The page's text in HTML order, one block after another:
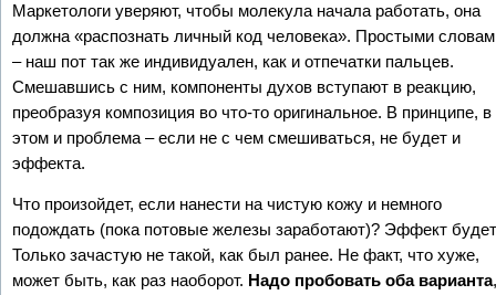
Маркетологи уверяют, чтобы молекула начала работать, она
должна «распознать личный код человека». Простыми
– наш пот так же индивидуален, как и отпечатки пальцев.
Смешавшись с ним, компоненты духов вступают в реакцию,
преобразуя композиция во что-то оригинальное. В принципе, в
этом и проблема – если не с чем смешиваться, не будет и
эффекта.
Что произойдет, если нанести на чистую кожу и немного
подождать (пока потовые железы заработают)? Эффект
Только зачастую не такой, как был ранее. Не факт, что хуже,
может быть, как раз наоборот. Надо пробовать оба варианта,